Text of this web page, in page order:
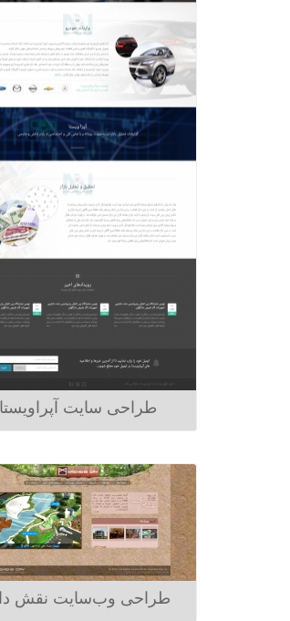
طراحی سایت آپراویستا
طراحی وب‌سایت نقش